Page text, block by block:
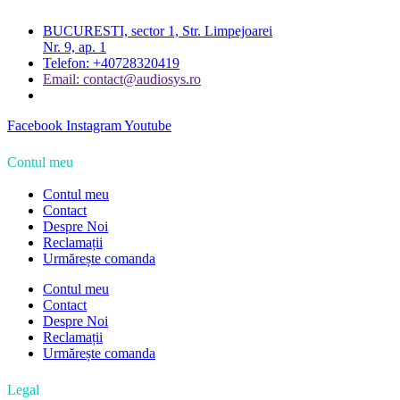
BUCURESTI, sector 1, Str. Limpejoarei
Nr. 9, ap. 1
Telefon: +40728320419
Email: contact@audiosys.ro
Facebook InstagramYoutube
Contul meu
Contul meu
Contact
Despre Noi
Reclamații
Urmărește comanda
Contul meu
Contact
Despre Noi
Reclamații
Urmărește comanda
Legal